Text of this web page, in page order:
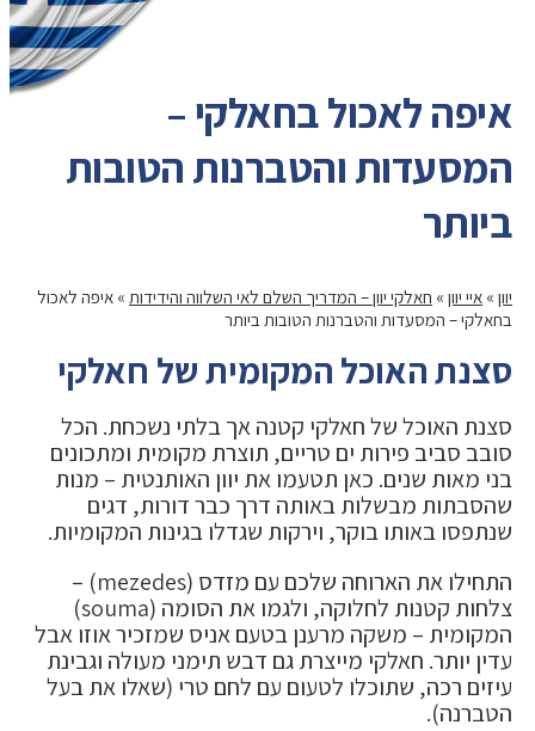
איפה לאכול בחאלקי –
המסעדות והטברנות הטובות
ביותר
יוון » איי יוון » חאלקי יוון – המדריך השלם לאי השלווה והידידות » איפה לאכול
בחאלקי – המסעדות והטברנות הטובות ביותר
סצנת האוכל המקומית של חאלקי
סצנת האוכל של חאלקי קטנה אך בלתי נשכחת. הכל
סובב סביב פירות ים טריים, תוצרת מקומית ומתכונים
בני מאות שנים. כאן תטעמו את יוון האותנטית – מנות
שהסבתות מבשלות באותה דרך כבר דורות, דגים
שנתפסו באותו בוקר, וירקות שגדלו בגינות המקומיות.
התחילו את הארוחה שלכם עם מזדס (mezedes) –
צלחות קטנות לחלוקה, ולגמו את הסומה (souma)
המקומית – משקה מרענן בטעם אניס שמזכיר אוזו אבל
עדין יותר. חאלקי מייצרת גם דבש תימני מעולה וגבינת
עיזים רכה, שתוכלו לטעום עם לחם טרי (שאלו את בעל
הטברנה).